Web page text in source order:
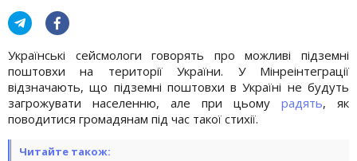
Українські сейсмологи говорять про можливі підземні
поштовхи на території України. У Мінреінтеграції
відзначають, що підземні поштовхи в Україні не будуть
загрожувати населенню, але при цьому радять, як
поводитися громадянам під час такої стихії.
Читайте також: